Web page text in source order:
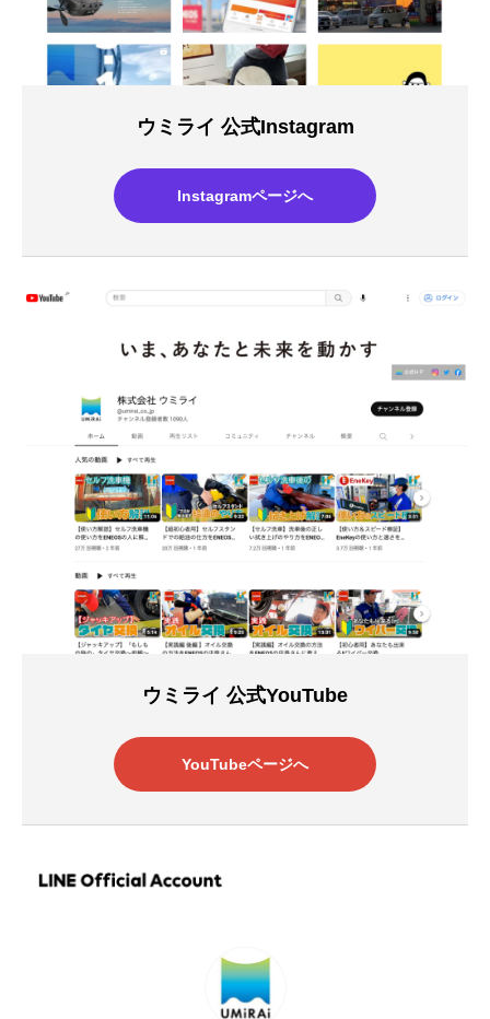
ウミライ 公式Instagram
Instagramページへ
ウミライ 公式YouTube
YouTubeページへ